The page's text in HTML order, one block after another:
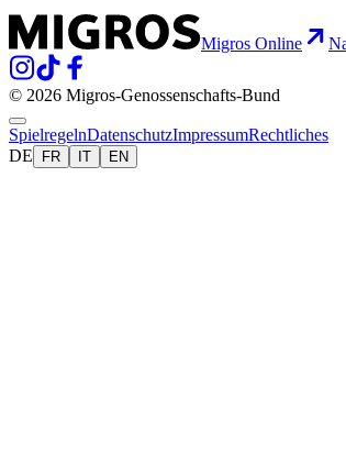
Migros Online
© 2026 Migros-Genossenschafts-Bund
SpielregelnDatenschutzImpressumRechtliches
DE
FR IT EN